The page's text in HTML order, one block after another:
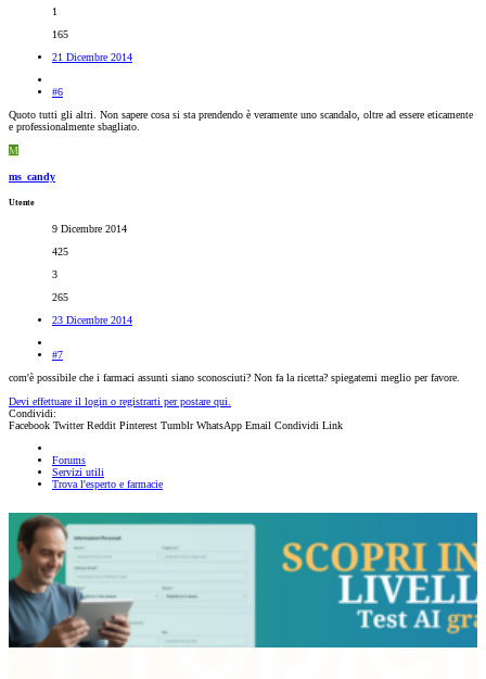
1
165
21 Dicembre 2014
#6
Quoto tutti gli altri. Non sapere cosa si sta prendendo è veramente uno scandalo, oltre ad essere eticamente
e professionalmente sbagliato.
M
ms_candy
Utente
9 Dicembre 2014
425
3
265
23 Dicembre 2014
#7
com'è possibile che i farmaci assunti siano sconosciuti? Non fa la ricetta? spiegatemi meglio per favore.
Devi effettuare il login o registrarti per postare qui.
Condividi:
Facebook Twitter Reddit Pinterest Tumblr WhatsApp Email Condividi Link
Forums
Servizi utili
Trova l'esperto e farmacie